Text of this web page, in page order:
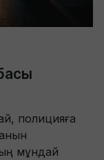
полицияға
мұндай